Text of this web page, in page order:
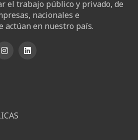
el trabajo público y privado, de
nacionales e
actúan en nuestro país.